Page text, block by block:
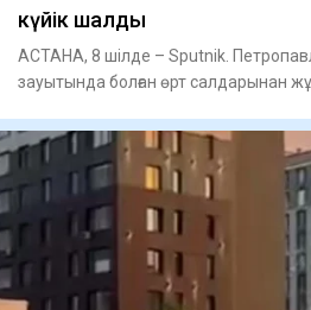
күйік шалды
АСТАНА, 8 шілде – Sputnik.
зауытында болған өрт салдарынан